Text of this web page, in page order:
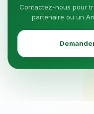
Contactez-nous pour
partenaire ou un